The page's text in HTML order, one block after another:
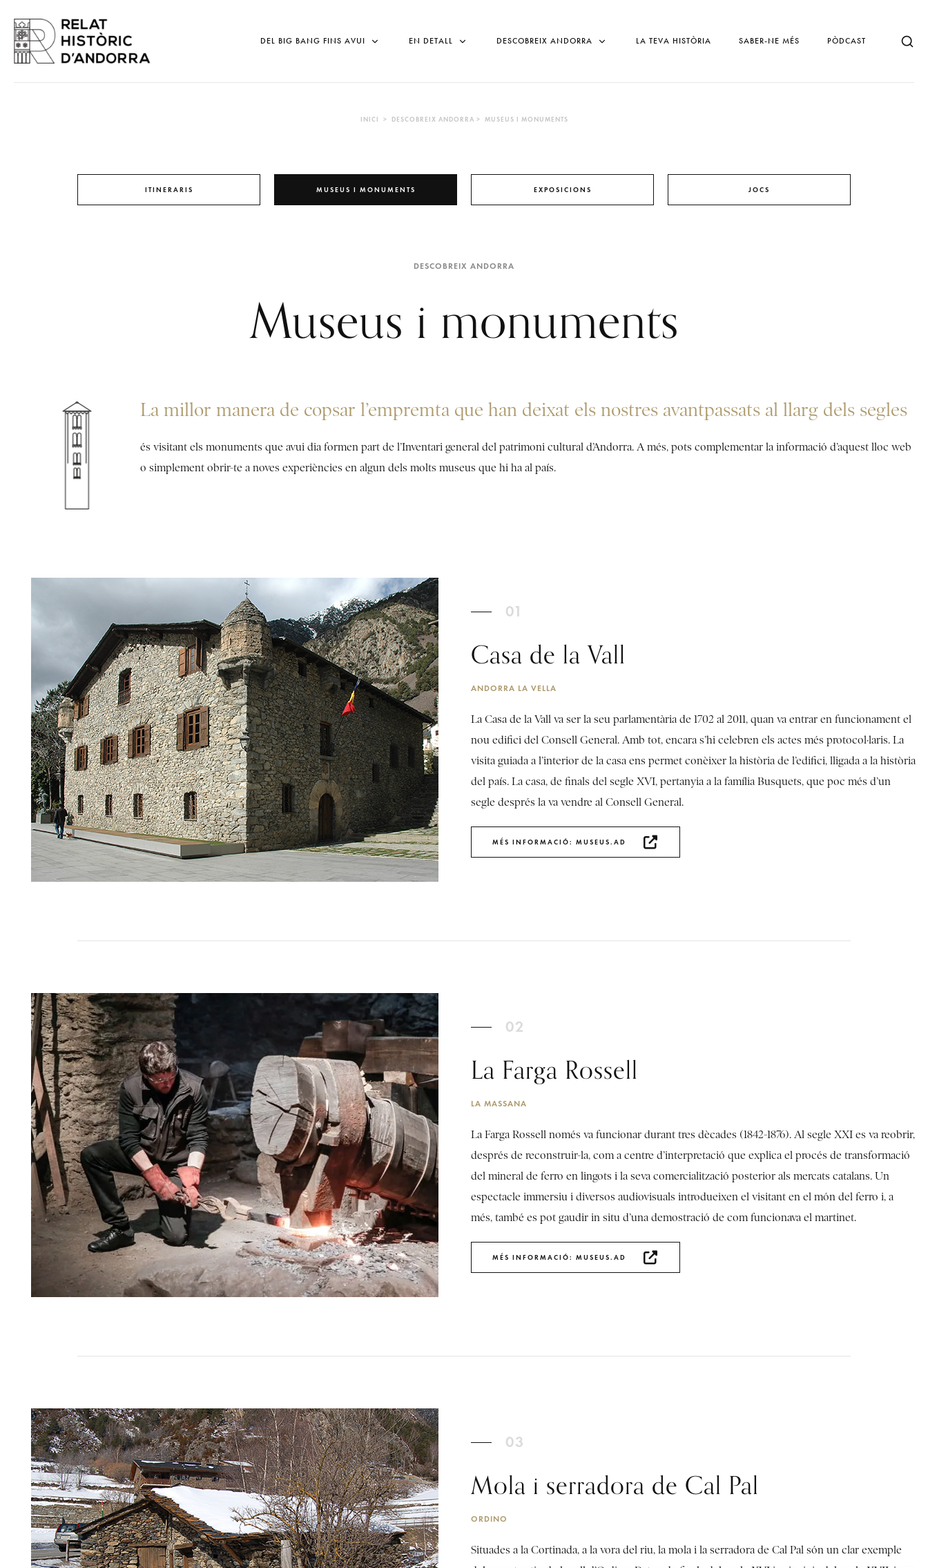
DEL BIG BANG FINS AVUI EN DETALL DESCOBREIX ANDORRA LA TEVA HISTÒRIA SABER-NE MÉS PÒDCAST
INICI > DESCOBREIX ANDORRA > MUSEUS I MONUMENTS
ITINERARIS MUSEUS I MONUMENTS EXPOSICIONS JOCS
DESCOBREIX ANDORRA
Museus i monuments
La millor manera de copsar l’empremta que han deixat els nostres avantpassats al llarg dels segles
és visitant els monuments que avui dia formen part de l’Inventari general del patrimoni cultural d’Andorra. A més, pots complementar la informació d’aquest lloc web
o simplement obrir-te a noves experiències en algun dels molts museus que hi ha al país.
01
Casa de la Vall
ANDORRA LA VELLA
La Casa de la Vall va ser la seu parlamentària de 1702 al 2011, quan va entrar en funcionament el
nou edifici del Consell General. Amb tot, encara s’hi celebren els actes més protocol·laris. La
visita guiada a l’interior de la casa ens permet conèixer la història de l’edifici, lligada a la història
del país. La casa, de finals del segle XVI, pertanyia a la família Busquets, que poc més d’un
segle després la va vendre al Consell General.
MÉS INFORMACIÓ: MUSEUS.AD
02
La Farga Rossell
LA MASSANA
La Farga Rossell només va funcionar durant tres dècades (1842-1876). Al segle XXI es va reobrir,
després de reconstruir-la, com a centre d’interpretació que explica el procés de transformació
del mineral de ferro en lingots i la seva comercialització posterior als mercats catalans. Un
espectacle immersiu i diversos audiovisuals introdueixen el visitant en el món del ferro i, a
més, també es pot gaudir in situ d’una demostració de com funcionava el martinet.
MÉS INFORMACIÓ: MUSEUS.AD
03
Mola i serradora de Cal Pal
ORDINO
Situades a la Cortinada, a la vora del riu, la mola i la serradora de Cal Pal són un clar exemple